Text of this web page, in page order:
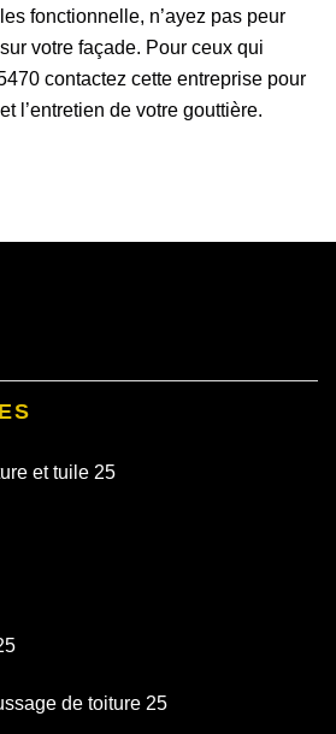
fonctionnelle, n’ayez pas peur
votre façade. Pour ceux qui
contactez cette entreprise pour
l’entretien de votre gouttière.
et tuile 25
de toiture 25